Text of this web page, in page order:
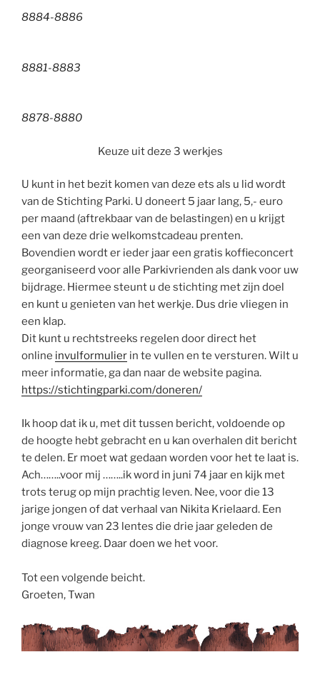
8884-8886
8881-8883
8878-8880
Keuze uit deze 3 werkjes
U kunt in het bezit komen van deze ets als u lid wordt
van de Stichting Parki. U doneert 5 jaar lang, 5,- euro
per maand (aftrekbaar van de belastingen) en u krijgt
een van deze drie welkomstcadeau prenten.
Bovendien wordt er ieder jaar een gratis koffieconcert
georganiseerd voor alle Parkivrienden als dank voor uw
bijdrage. Hiermee steunt u de stichting met zijn doel
en kunt u genieten van het werkje. Dus drie vliegen in
een klap.
Dit kunt u rechtstreeks regelen door direct het
online invulformulier in te vullen en te versturen. Wilt u
meer informatie, ga dan naar de website pagina.
https://stichtingparki.com/doneren/
Ik hoop dat ik u, met dit tussen bericht, voldoende op
de hoogte hebt gebracht en u kan overhalen dit bericht
te delen. Er moet wat gedaan worden voor het te laat is.
Ach……..voor mij ……..ik word in juni 74 jaar en kijk met
trots terug op mijn prachtig leven. Nee, voor die 13
jarige jongen of dat verhaal van Nikita Krielaard. Een
jonge vrouw van 23 lentes die drie jaar geleden de
diagnose kreeg. Daar doen we het voor.
Tot een volgende beicht.
Groeten, Twan